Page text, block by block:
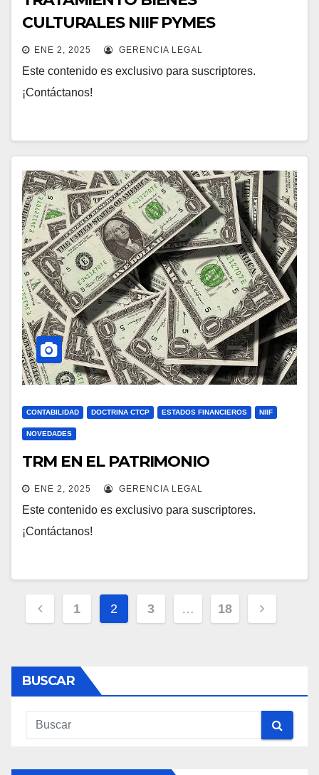
CULTURALES NIIF PYMES
ENE 2, 2025 GERENCIA LEGAL
Este contenido es exclusivo para suscriptores.
¡Contáctanos!
CONTABILIDAD DOCTRINA CTCP ESTADOS FINANCIEROS NIIF
NOVEDADES
TRM EN EL PATRIMONIO
ENE 2, 2025 GERENCIA LEGAL
Este contenido es exclusivo para suscriptores.
¡Contáctanos!
Navegación
entradas
1 2 3 … 18
BUSCAR